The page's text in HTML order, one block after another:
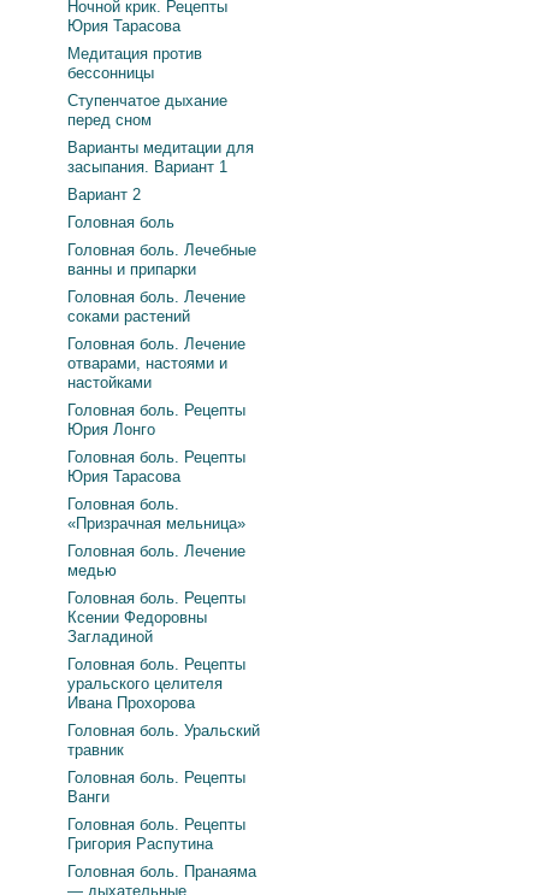
Ночной крик. Рецепты
Юрия Тарасова
Медитация против
бессонницы
Ступенчатое дыхание
перед сном
Варианты медитации для
засыпания. Вариант 1
Вариант 2
Головная боль
Головная боль. Лечебные
ванны и припарки
Головная боль. Лечение
соками растений
Головная боль. Лечение
отварами, настоями и
настойками
Головная боль. Рецепты
Юрия Лонго
Головная боль. Рецепты
Юрия Тарасова
Головная боль.
«Призрачная мельница»
Головная боль. Лечение
медью
Головная боль. Рецепты
Ксении Федоровны
Загладиной
Головная боль. Рецепты
уральского целителя
Ивана Прохорова
Головная боль. Уральский
травник
Головная боль. Рецепты
Ванги
Головная боль. Рецепты
Григория Распутина
Головная боль. Пранаяма
— дыхательные